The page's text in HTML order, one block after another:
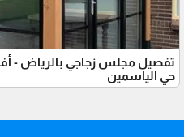
تفصيل مجلس زجاجي بالرياض -
حي الياسمين